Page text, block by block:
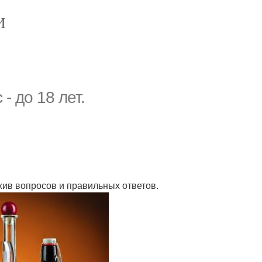
до 18 лет.
вопросов и правильных ответов.